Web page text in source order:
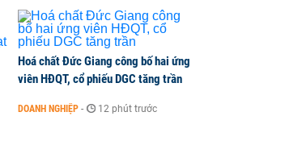
Hoá chất Đức Giang công bố hai ứng
viên HĐQT, cổ phiếu DGC tăng trần
DOANH NGHIỆP - 12 phút trước